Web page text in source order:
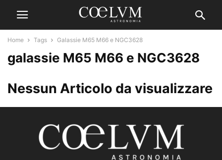
Home Tags Galassie M65 M66 e NGC3628
galassie M65 M66 e NGC3628
Nessun Articolo da visualizzare